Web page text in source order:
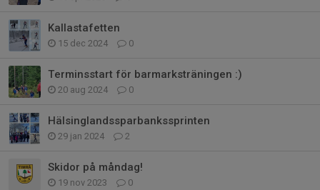
Kallastafetten
15 dec 2024 0
Terminsstart för barmarksträningen :)
20 aug 2024 0
Hälsinglandssparbankssprinten
29 jan 2024 2
Skidor på måndag!
19 nov 2023 0